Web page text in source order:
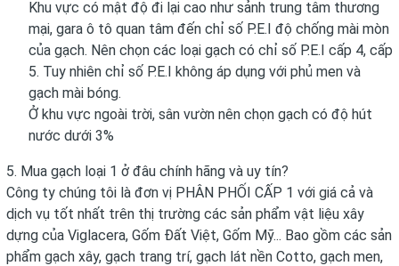
Khu vực có mật độ đi lại cao như sảnh trung tâm thương
mại, gara ô tô quan tâm đến chỉ số P.E.I độ chống mài mòn
của gạch. Nên chọn các loại gạch có chỉ số P.E.I cấp 4, cấp
5. Tuy nhiên chỉ số P.E.I không áp dụng với phủ men và
gạch mài bóng.
Ở khu vực ngoài trời, sân vườn nên chọn gạch có độ hút
nước dưới 3%
5. Mua gạch loại 1 ở đâu chính hãng và uy tín?
Công ty chúng tôi là đơn vị PHÂN PHỐI CẤP 1 với giá cả và
dịch vụ tốt nhất trên thị trường các sản phẩm vật liệu xây
dựng của Viglacera, Gốm Đất Việt, Gốm Mỹ... Bao gồm các sản
phẩm gạch xây, gạch trang trí, gạch lát nền Cotto, gạch men,